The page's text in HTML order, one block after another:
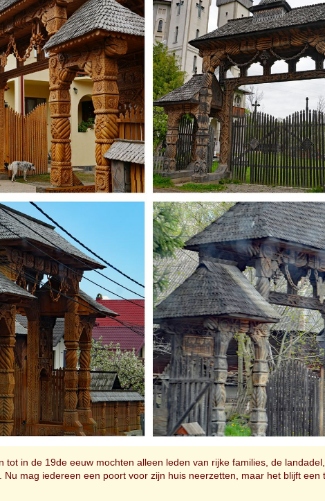
tot in de 19de eeuw mochten alleen leden van rijke families, de
Nu mag iedereen een poort voor zijn huis neerzetten, maar het blijft